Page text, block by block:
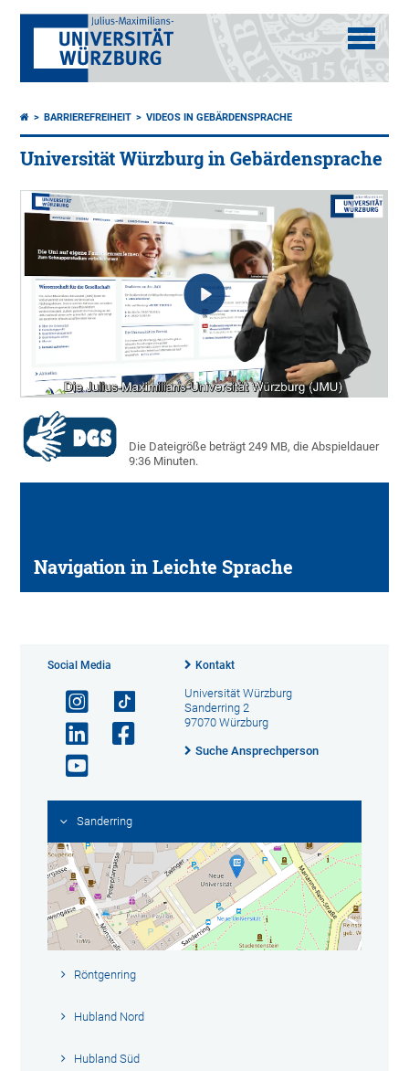
BARRIEREFREIHEIT VIDEOS IN GEBÄRDENSPRACHE
Universität Würzburg in Gebärdensprache
Die Dateigröße beträgt 249 MB, die Abspieldauer
9:36 Minuten.
Navigation in Leichte Sprache
Social Media Kontakt
Universität Würzburg
Sanderring 2
97070 Würzburg
Suche Ansprechperson
Sanderring
Röntgenring
Hubland Nord
Hubland Süd